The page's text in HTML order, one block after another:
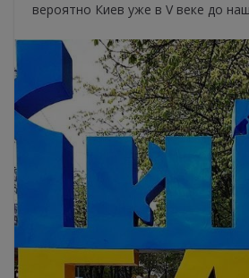
вероятно Киев уже в V веке до